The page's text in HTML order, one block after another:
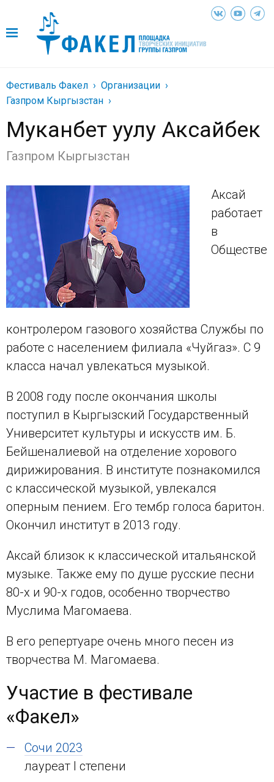
Фестиваль Факел
Организации
Газпром Кыргызстан
Муканбет уулу Аксайбек
Газпром Кыргызстан
Аксай
работает
в
Обществе
контролером газового хозяйства Службы по
работе с населением филиала «Чуйгаз». С 9
класса начал увлекаться музыкой.
В 2008 году после окончания школы
поступил в Кыргызский Государственный
Университет культуры и искусств им. Б.
Бейшеналиевой на отделение хорового
дирижирования. В институте познакомился
с классической музыкой, увлекался
оперным пением. Его тембр голоса баритон.
Окончил институт в 2013 году.
Аксай близок к классической итальянской
музыке. Также ему по душе русские песни
80-х и 90-х годов, особенно творчество
Муслима Магомаева.
В его репертуаре очень много песен из
творчества М. Магомаева.
Участие в фестивале
«Факел»
Сочи 2023
лауреат I степени